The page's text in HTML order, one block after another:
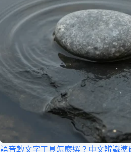
語音轉文字工具怎麼選？中文辨識